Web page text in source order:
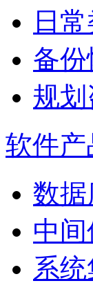
日
备
规
软件产
数据
中间
系